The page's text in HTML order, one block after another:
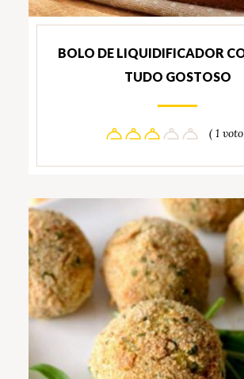
BOLO DE LIQUIDIFICADOR
TUDO GOSTOSO
( 1